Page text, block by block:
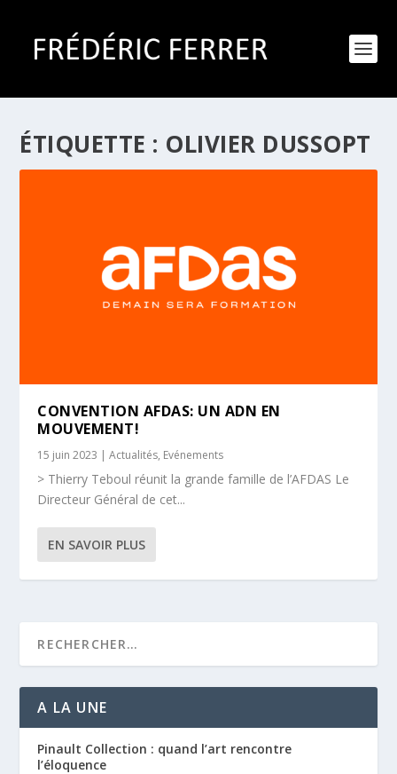
ÉTIQUETTE : OLIVIER DUSSOPT
CONVENTION AFDAS: UN ADN EN
MOUVEMENT!
15 juin 2023 |Actualités, Evénements
> Thierry Teboul réunit la grande famille de l’AFDAS Le
Directeur Général de cet...
EN SAVOIR PLUS
A LA UNE
Pinault Collection : quand l’art rencontre
l’éloquence